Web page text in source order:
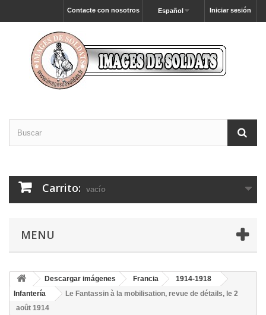
Iniciar sesión
Español
Contacte con nosotros
Carrito: vacío
MENU
Descargar imágenes Francia
1914-1918
Infantería
Le Fantassin à la mobilisation, revue de détails, le 2
août 1914